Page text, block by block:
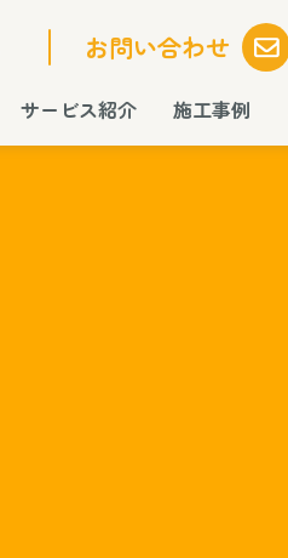
お問い合わせ
サービス紹介 施工事例